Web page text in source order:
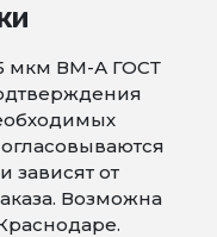
мкм ВМ-А ГОСТ
зависят от
Возможна